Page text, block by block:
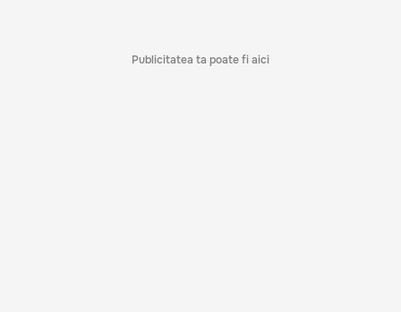
Publicitatea ta poate fi aici